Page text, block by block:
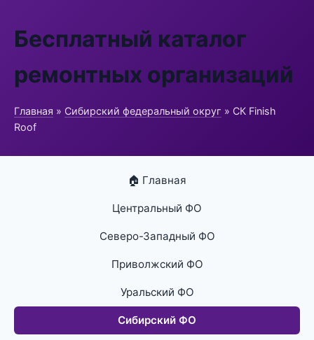
Бесплатный каталог
ремонтных организаций
Главная » Сибирский федеральный округ » СК Finish
Roof
🏠 Главная
Центральный ФО
Северо-Западный ФО
Приволжский ФО
Уральский ФО
Сибирский ФО